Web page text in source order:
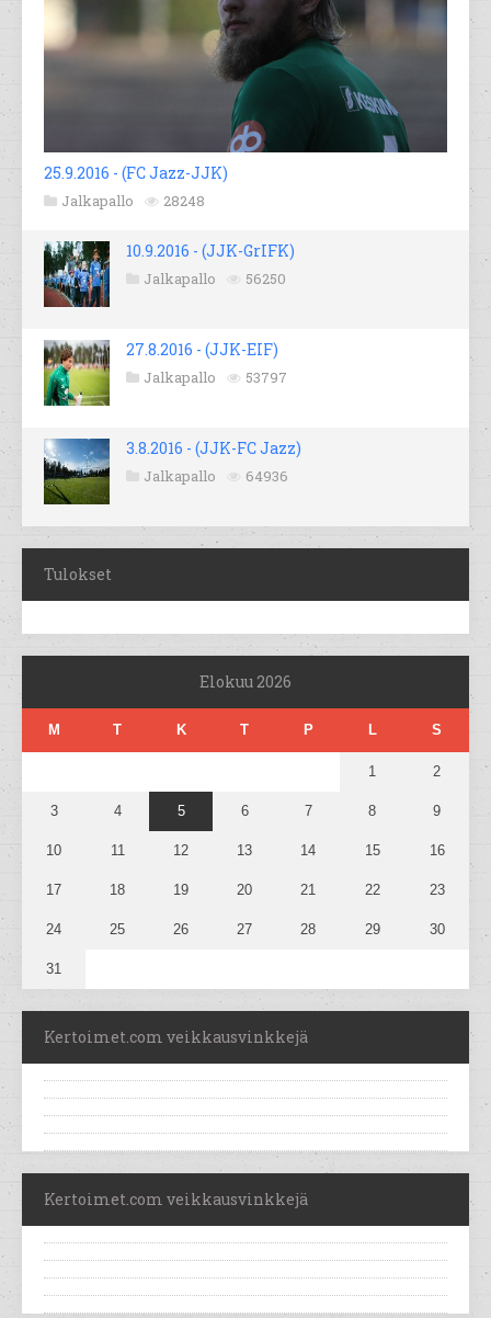
25.9.2016 - (FC Jazz-JJK)
Jalkapallo 28248
10.9.2016 - (JJK-GrIFK)
Jalkapallo 56250
27.8.2016 - (JJK-EIF)
Jalkapallo 53797
3.8.2016 - (JJK-FC Jazz)
Jalkapallo 64936
Tulokset
Elokuu 2026
M T K T P L S
1 2
3 4 5 6 7 8 9
10 11 12 13 14 15 16
17 18 19 20 21 22 23
24 25 26 27 28 29 30
31
Kertoimet.com veikkausvinkkejä
Kertoimet.com veikkausvinkkejä